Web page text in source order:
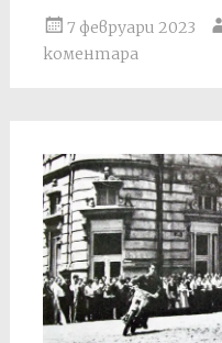
7 февруари 2023
коментара